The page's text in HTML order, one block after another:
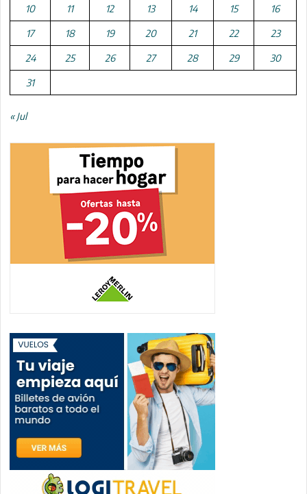
10 11 12 13 14 15 16
17 18 19 20 21 22 23
24 25 26 27 28 29 30
31
« Jul